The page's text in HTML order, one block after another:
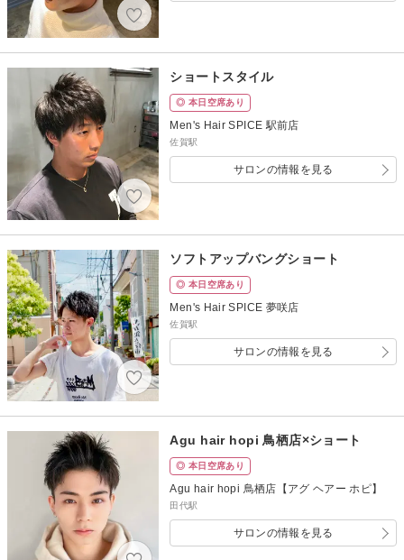
ショートスタイル
◎ 本日空席あり
Men's Hair SPICE 駅前店
佐賀駅
サロンの情報を見る
ソフトアップバングショート
◎ 本日空席あり
Men's Hair SPICE 夢咲店
佐賀駅
サロンの情報を見る
Agu hair hopi 鳥栖店×ショート
◎ 本日空席あり
Agu hair hopi 鳥栖店【アグ ヘアー ホピ】
田代駅
サロンの情報を見る